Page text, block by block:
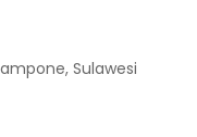
Sulawesi